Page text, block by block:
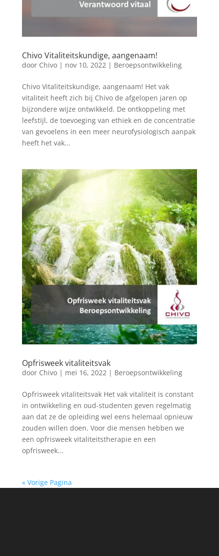
Chivo Vitaliteitskundige, aangenaam!
door Chivo| nov 10, 2022| Beroepsontwikkeling
Chivo Vitaliteitskundige, aangenaam! Het vak
vitaliteit heeft zich bij Chivo de afgelopen jaren op
bijzondere wijze ontwikkeld. De ontkoppeling met
leefstijl, de toevoeging van ethiek en de concentratie
van gevoelens in een meer neurofysiologisch aanpak
heeft het vak...
Opfrisweek vitaliteitsvak
door Chivo| mei 16, 2022| Beroepsontwikkeling
Opfrisweek vitaliteitsvak Het vak vitaliteit is constant
in ontwikkeling en oud-studenten geven regelmatig
aan dat ze de opleiding wel eens helemaal opnieuw
zouden willen doen. Voor die mensen hebben we
een opfrisweek vitaliteitstherapie en een
opfrisweek...
« Vorige Pagina